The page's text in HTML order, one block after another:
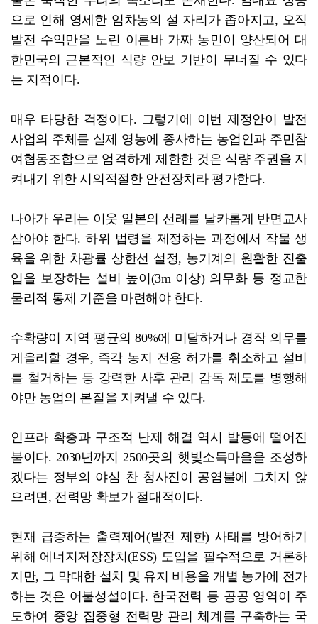
으로 인해 영세한 임차농의 설 자리가 좁아지고, 오직
발전 수익만을 노린 이른바 가짜 농민이 양산되어 대
한민국의 근본적인 식량 안보 기반이 무너질 수 있다
는 지적이다.
매우 타당한 걱정이다. 그렇기에 이번 제정안이 발전
사업의 주체를 실제 영농에 종사하는 농업인과 주민참
여협동조합으로 엄격하게 제한한 것은 식량 주권을 지
켜내기 위한 시의적절한 안전장치라 평가한다.
나아가 우리는 이웃 일본의 선례를 날카롭게 반면교사
삼아야 한다. 하위 법령을 제정하는 과정에서 작물 생
육을 위한 차광률 상한선 설정, 농기계의 원활한 진출
입을 보장하는 설비 높이(3m 이상) 의무화 등 정교한
물리적 통제 기준을 마련해야 한다.
수확량이 지역 평균의 80%에 미달하거나 경작 의무를
게을리할 경우, 즉각 농지 전용 허가를 취소하고 설비
를 철거하는 등 강력한 사후 관리 감독 제도를 병행해
야만 농업의 본질을 지켜낼 수 있다.
인프라 확충과 구조적 난제 해결 역시 발등에 떨어진
불이다. 2030년까지 2500곳의 햇빛소득마을을 조성하
겠다는 정부의 야심 찬 청사진이 공염불에 그치지 않
으려면, 전력망 확보가 절대적이다.
현재 급증하는 출력제어(발전 제한) 사태를 방어하기
위해 에너지저장장치(ESS) 도입을 필수적으로 거론하
지만, 그 막대한 설치 및 유지 비용을 개별 농가에 전가
하는 것은 어불성설이다. 한국전력 등 공공 영역이 주
도하여 중앙 집중형 전력망 관리 체계를 구축하는 국